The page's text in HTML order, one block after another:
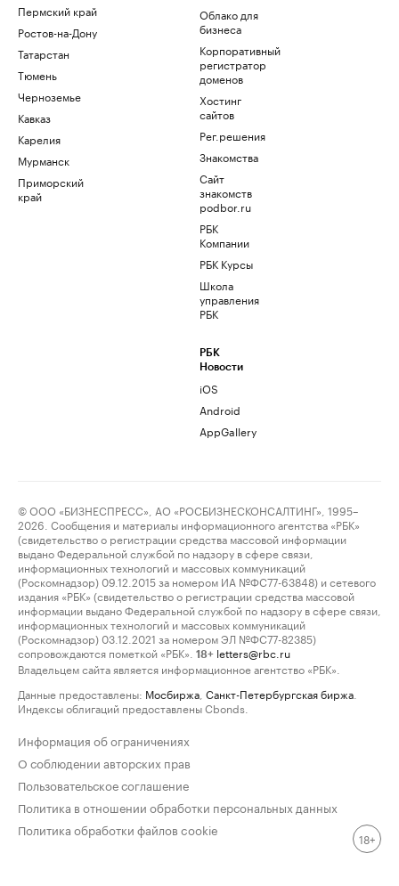
Пермский край
Ростов-на-Дону
Татарстан
Тюмень
Черноземье
Кавказ
Карелия
Мурманск
Приморский
край
Облако для
бизнеса
Корпоративный
регистратор
доменов
Хостинг
сайтов
Рег.решения
Знакомства
Сайт
знакомств
podbor.ru
РБК
Компании
РБК Курсы
Школа
управления
РБК
РБК
Новости
iOS
Android
AppGallery
© ООО «БИЗНЕСПРЕСС», АО «РОСБИЗНЕСКОНСАЛТИНГ», 1995–
2026. Сообщения и материалы информационного агентства «РБК»
(свидетельство о регистрации средства массовой информации
выдано Федеральной службой по надзору в сфере связи,
информационных технологий и массовых коммуникаций
(Роскомнадзор) 09.12.2015 за номером ИА №ФС77-63848) и сетевого
издания «РБК» (свидетельство о регистрации средства массовой
информации выдано Федеральной службой по надзору в сфере связи,
информационных технологий и массовых коммуникаций
(Роскомнадзор) 03.12.2021 за номером ЭЛ №ФС77-82385)
сопровождаются пометкой «РБК».
18+ letters@rbc.ru
Владельцем сайта является информационное агентство «РБК».
Данные предоставлены: Мосбиржа Санкт-Петербургская биржа
Индексы облигаций предоставлены Cbonds.
Информация об ограничениях
О соблюдении авторских прав
Пользовательское соглашение
Политика в отношении обработки персональных данных
Политика обработки файлов cookie
18+